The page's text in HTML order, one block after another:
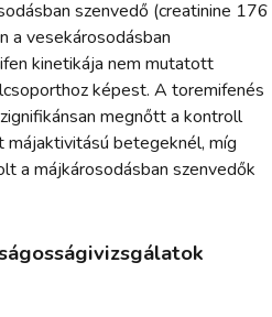
szenvedő (creatinine 176
a vesekárosodásban
kinetikája nem mutatott
képest. A toremifenés
megnőtt a kontroll
betegeknél, míg
a májkárosodásban szenvedők